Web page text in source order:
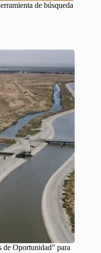
de búsqueda
de Oportunidad” para